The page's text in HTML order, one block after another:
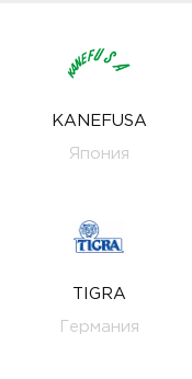
KANEFUSA
Япония
TIGRA
Германия